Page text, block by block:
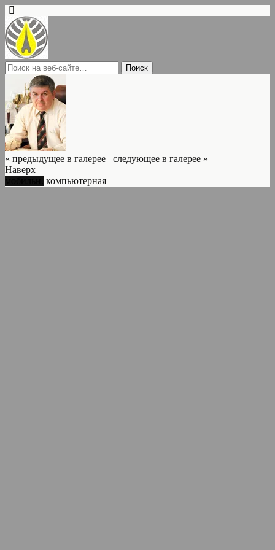
« предыдущее в галерее
следующее в галерее »
Наверх
компьютерная